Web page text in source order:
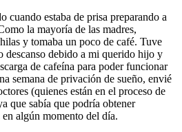
cuando estaba de prisa preparando a
la mayoría de las madres,
y tomaba un poco de café. Tuve
descanso debido a mi querido hijo y
de cafeína para poder funcionar
semana de privación de sueño, envié
(quienes están en el proceso de
que sabía que podría obtener
en algún momento del día.